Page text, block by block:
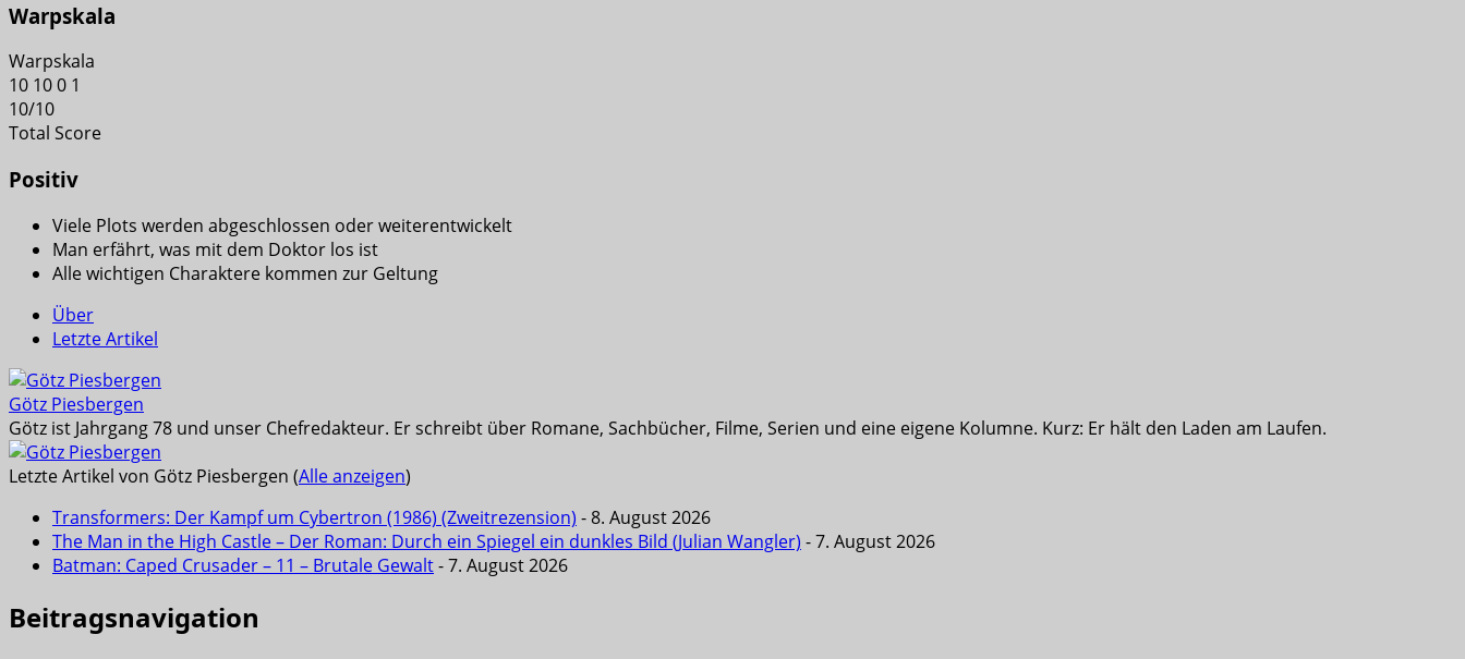
Warpskala
Warpskala
10 100 1
10/10
Total Score
Positiv
Viele Plots werden abgeschlossen oder weiterentwickelt
Man erfährt, was mit dem Doktor los ist
Alle wichtigen Charaktere kommen zur Geltung
Über
Letzte Artikel
Götz Piesbergen
Götz ist Jahrgang 78 und unser Chefredakteur. Er schreibt über Romane, Sachbücher, Filme, Serien und eine eigene Kolumne. Kurz: Er hält den Laden am Laufen.
Letzte Artikel von Götz Piesbergen (Alle anzeigen)
Transformers: Der Kampf um Cybertron (1986) (Zweitrezension) - 8. August 2026
The Man in the High Castle – Der Roman: Durch ein Spiegel ein dunkles Bild (Julian Wangler) - 7. August 2026
Batman: Caped Crusader – 11 – Brutale Gewalt- 7. August 2026
Beitragsnavigation